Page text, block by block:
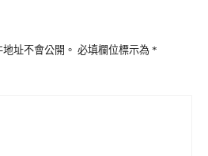
址不會公開。 必填欄位標示為 *